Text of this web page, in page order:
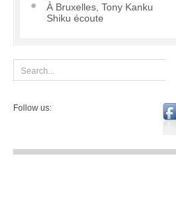
À Bruxelles, Tony Kanku
Shiku écoute
Follow us: